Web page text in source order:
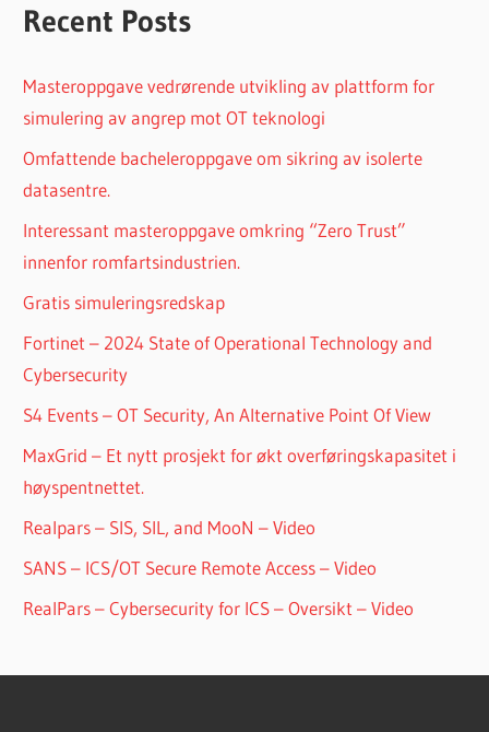
Recent Posts
Masteroppgave vedrørende utvikling av plattform for
simulering av angrep mot OT teknologi
Omfattende bacheleroppgave om sikring av isolerte
datasentre.
Interessant masteroppgave omkring “Zero Trust”
innenfor romfartsindustrien.
Gratis simuleringsredskap
Fortinet – 2024 State of Operational Technology and
Cybersecurity
S4 Events – OT Security, An Alternative Point Of View
MaxGrid – Et nytt prosjekt for økt overføringskapasitet i
høyspentnettet.
Realpars – SIS, SIL, and MooN – Video
SANS – ICS/OT Secure Remote Access – Video
RealPars – Cybersecurity for ICS – Oversikt – Video